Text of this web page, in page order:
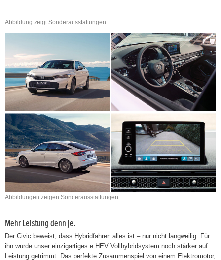
Abbildung zeigt Sonderausstattungen.
Abbildungen zeigen Sonderausstattungen.
Mehr Leistung denn je.
Der Civic beweist, dass Hybridfahren alles ist – nur nicht langweilig. Für
ihn wurde unser einzigartiges e:HEV Vollhybridsystem noch stärker auf
Leistung getrimmt. Das perfekte Zusammenspiel von einem Elektromotor,